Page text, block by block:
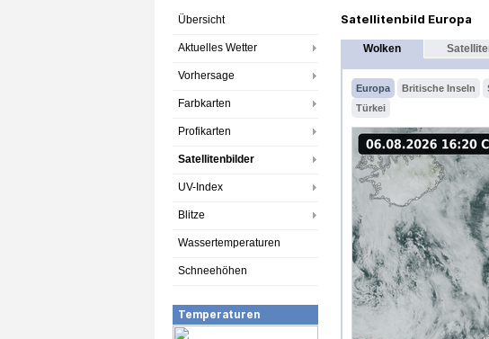
Übersicht
Aktuelles Wetter
Vorhersage
Farbkarten
Profikarten
Satellitenbilder
UV-Index
Blitze
Wassertemperaturen
Schneehöhen
Temperaturen
Satellitenbild Europa
Wolken
Europa Britische Inseln
Türkei